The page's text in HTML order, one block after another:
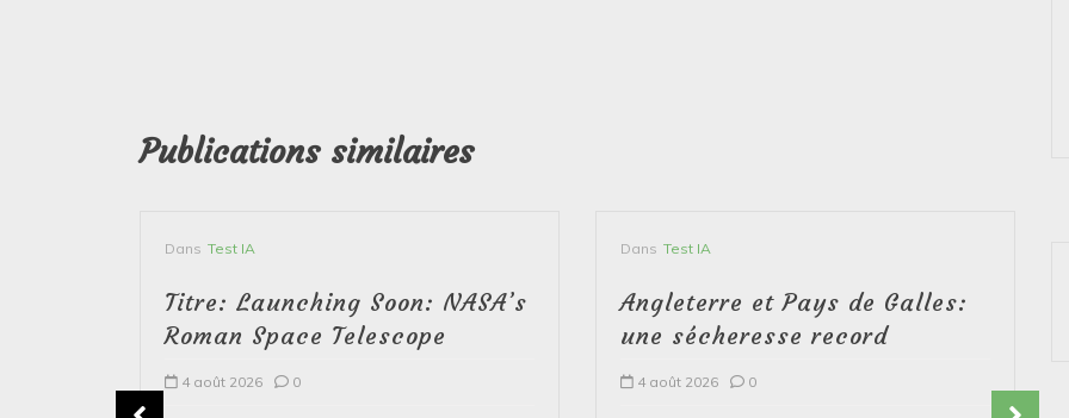
Publications similaires
Dans Test IA
Titre: Launching Soon: NASA’s
Roman Space Telescope
4 août 2026 0
Dans Test IA
Angleterre et Pays de Galles:
une sécheresse record
4 août 2026 0